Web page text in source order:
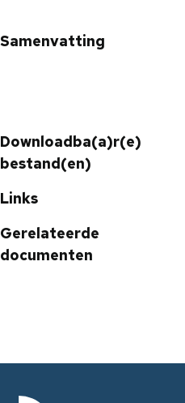
Samenvatting
Downloadba(a)r(e)
bestand(en)
Links
Gerelateerde
documenten